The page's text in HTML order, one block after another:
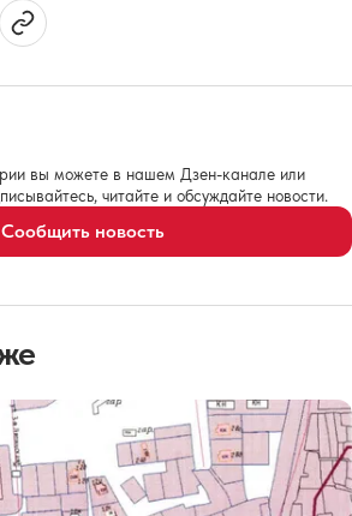
вы можете в нашем Дзен-канале или
читайте и обсуждайте новости.
Сообщить новость